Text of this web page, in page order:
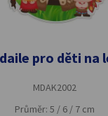
pro děti na
MDAK2002
Průměr: 5 / 6 / 7 cm